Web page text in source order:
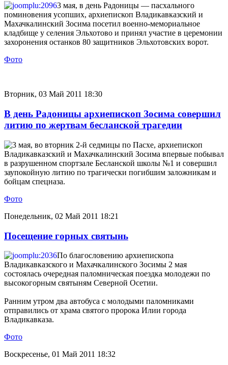
3 мая, в день Радоницы — пасхального
поминовения усопших, архиепископ Владикавказский и
Махачкалинский Зосима посетил военно-мемориальное
кладбище у селения Эльхотово и принял участие в церемонии
захоронения останков 80 защитников Эльхотовских ворот.
Фото
Вторник, 03 Май 2011 18:30
В день Радоницы архиепископ Зосима совершил
литию по жертвам бесланской трагедии
3 мая, во вторник 2-й седмицы по Пасхе, архиепископ
Владикавказский и Махачкалинский Зосима впервые побывал
в разрушенном спортзале Бесланской школы №1 и совершил
заупокойную литию по трагически погибшим заложникам и
бойцам спецназа.
Фото
Понедельник, 02 Май 2011 18:21
Посещение горных святынь
По благословению архиепископа
Владикавказского и Махачкалинского Зосимы 2 мая
состоялась очередная паломническая поездка молодежи по
высокогорным святыням Северной Осетии.
Ранним утром два автобуса с молодыми паломниками
отправились от храма святого пророка Илии города
Владикавказа.
Фото
Воскресенье, 01 Май 2011 18:32